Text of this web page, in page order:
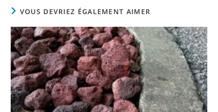
VOUS DEVRIEZ ÉGALEMENT AIMER